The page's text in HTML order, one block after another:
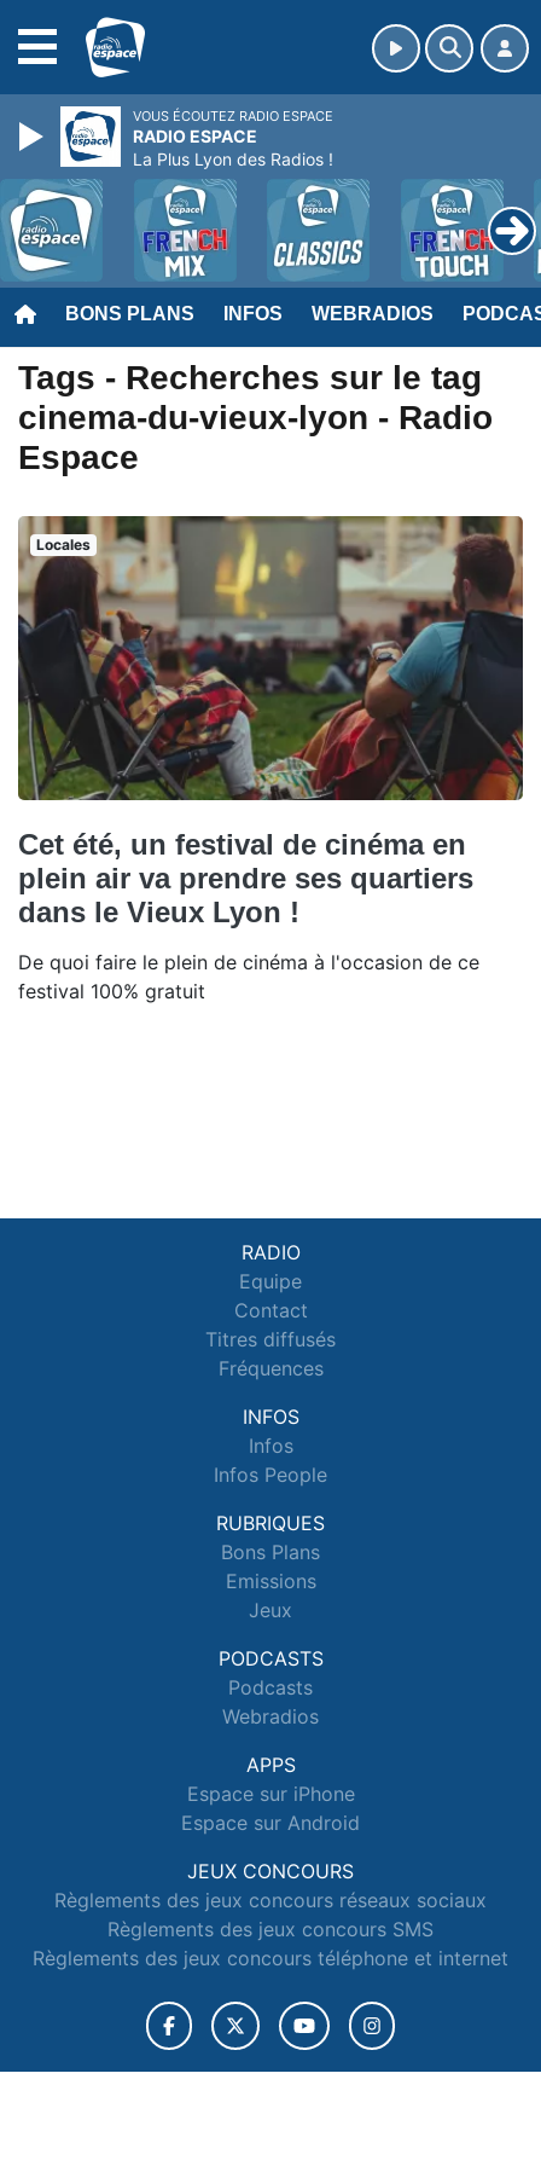
BONS PLANS INFOS WEBRADIOS
Tags - Recherches sur le tag
cinema-du-vieux-lyon - Radio
Espace
Locales
Cet été, un festival de cinéma en
plein air va prendre ses quartiers
dans le Vieux Lyon !
De quoi faire le plein de cinéma à l'occasion de ce
festival 100% gratuit
RADIO
Equipe
Contact
Titres diffusés
Fréquences
INFOS
Infos
Infos People
RUBRIQUES
Bons Plans
Emissions
Jeux
PODCASTS
Podcasts
Webradios
APPS
Espace sur iPhone
Espace sur Android
JEUX CONCOURS
Règlements des jeux concours réseaux sociaux
Règlements des jeux concours SMS
Règlements des jeux concours téléphone et internet
VOUS ÉCOUTEZ RADIO ESPACE
RADIO ESPACE
La Plus Lyon des Radios !